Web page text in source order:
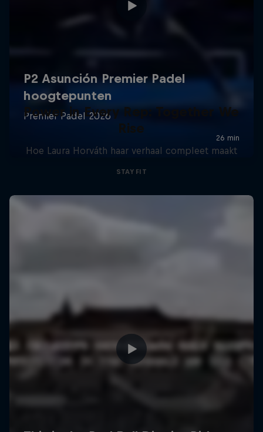
Power in Every Rep: Together We
Rise
Hoe Laura Horváth haar verhaal compleet maakt
STAY FIT